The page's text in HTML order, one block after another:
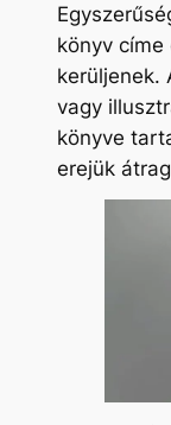
könyv
kerüljenek.
vagy
könyve
erejük